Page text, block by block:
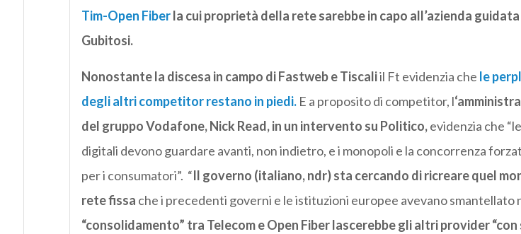
Tim-Open Fiberla cui proprietà della rete sarebbe in capo all’azienda guidata
Gubitosi.
Nonostante la discesa in campo di Fastweb e Tiscaliil Ft evidenzia che le
degli altri competitor restano in piedi.E a proposito di competitor, l
del gruppo Vodafone, Nick Read, in un intervento su Politico,evidenzia che
digitali devono guardare avanti, non indietro, e i monopoli e la concorrenza
per i consumatori”. “Il governo (italiano, ndr) sta cercando di ricreare quel
rete fissa che i precedenti governi e le istituzioni europee avevano smantellato
“consolidamento” tra Telecom e Open Fiber lascerebbe gli altri provider “con